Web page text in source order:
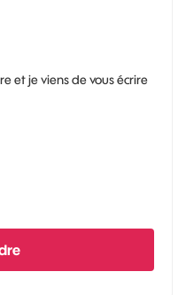
et je viens de vous écrire